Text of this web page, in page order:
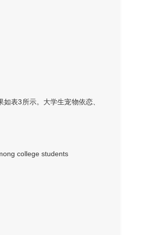
表3所示。大学生宠物依恋、
college students